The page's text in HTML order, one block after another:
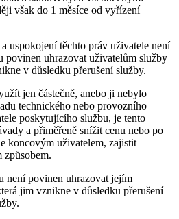
však do 1 měsíce od vyřízení
uspokojení těchto práv uživatele není
povinen uhrazovat uživatelům služby
v důsledku přerušení služby.
jen částečně, anebo ji nebylo
technického nebo provozního
poskytujícího službu, je tento
a přiměřeně snížit cenu nebo po
koncovým uživatelem, zajistit
způsobem.
není povinen uhrazovat jejím
jim vznikne v důsledku přerušení